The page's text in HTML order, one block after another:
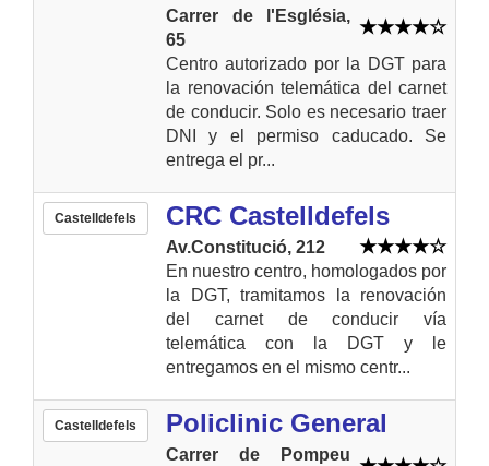
Carrer de l'Església,
65
Centro autorizado por la DGT para
la renovación telemática del carnet
de conducir. Solo es necesario traer
DNI y el permiso caducado. Se
entrega el pr...
Castelldefels CRC Castelldefels
Av.Constitució, 212
En nuestro centro, homologados por
la DGT, tramitamos la renovación
del carnet de conducir vía
telemática con la DGT y le
entregamos en el mismo centr...
Castelldefels Policlinic General
Carrer de Pompeu